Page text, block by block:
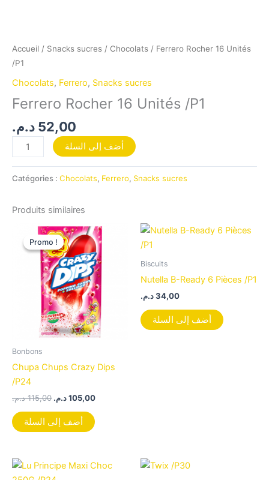
Accueil / Snacks sucres / Chocolats / Ferrero Rocher 16 Unités
/P1
Chocolats, Ferrero, Snacks sucres
Ferrero Rocher 16 Unités /P1
52,00 د.م.
أضف إلى السلة
Catégories : Chocolats, Ferrero, Snacks sucres
Produits similaires
Promo !
Promo !
Bonbons
Chupa Chups Crazy Dips
/P24
115,00 د.م.
Le
prix
initial
était :
115,00 د.م..
105,00د.م.
Le
prix
actuel
est :
أضف إلى السلة
Biscuits
Nutella B-Ready 6 Pièces /P1
34,00د.م.
أضف إلى السلة